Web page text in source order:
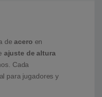
deacero en
ajuste de altura
Cada
para jugadores y